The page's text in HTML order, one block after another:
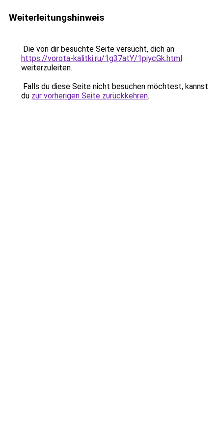
Weiterleitungshinweis
Die von dir besuchte Seite versucht, dich an
https://vorota-kalitki.ru/1g37atY/1piycGk.html
weiterzuleiten.
Falls du diese Seite nicht besuchen möchtest, kannst
du zur vorherigen Seite zurückkehren.